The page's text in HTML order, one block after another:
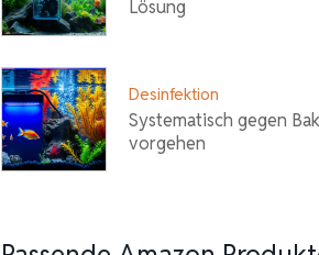
Lösung
Desinfektion
Systematisch gegen
vorgehen